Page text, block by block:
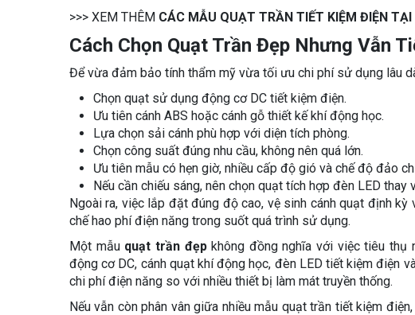
>>> XEM THÊM CÁC MẪU QUẠT TRẦN TIẾT KIỆM ĐIỆN
Cách Chọn Quạt Trần Đẹp Nhưng Vẫn
Để vừa đảm bảo tính thẩm mỹ vừa tối ưu chi phí sử dụng lâu
Chọn quạt sử dụng động cơ DC tiết kiệm điện.
Ưu tiên cánh ABS hoặc cánh gỗ thiết kế khí động học.
Lựa chọn sải cánh phù hợp với diện tích phòng.
Chọn công suất đúng nhu cầu, không nên quá lớn.
Ưu tiên mẫu có hẹn giờ, nhiều cấp độ gió và chế độ đảo
Nếu cần chiếu sáng, nên chọn quạt tích hợp đèn LED thay
Ngoài ra, việc lắp đặt đúng độ cao, vệ sinh cánh quạt định
chế hao phí điện năng trong suốt quá trình sử dụng.
Một mẫu quạt trần đẹpkhông đồng nghĩa với việc tiêu thụ
động cơ DC, cánh quạt khí động học, đèn LED tiết kiệm điện
chi phí điện năng so với nhiều thiết bị làm mát truyền thống.
Nếu vẫn còn phân vân giữa nhiều mẫu quạt trần tiết kiệm